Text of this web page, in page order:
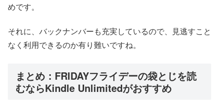
めです。
それに、バックナンバーも充実しているので、見逃すこと
なく利用できるのか有り難いですね。
まとめ：FRIDAYフライデーの袋とじを読
むならKindle Unlimitedがおすすめ